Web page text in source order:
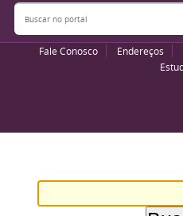
Buscar no portal
Fale Conosco Endereços